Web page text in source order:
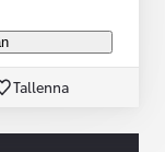
Tallenna